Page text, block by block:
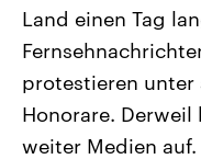
Aktuelle Beiträge,
Hintergründe
Wirtschaftlich und
gehören die Vereinigten
Land einen Tag
protestieren
Honorare.
weiter Medien auf.